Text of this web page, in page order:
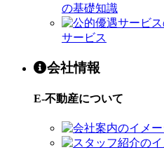
の基礎知識
サービス
会社情報
E-不動産について